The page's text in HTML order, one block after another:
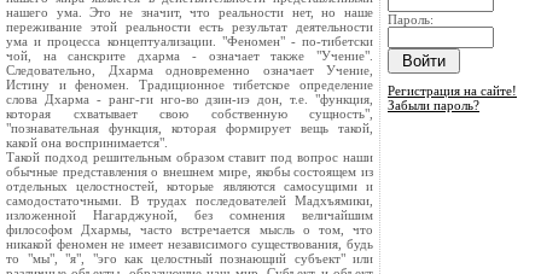
нашего ума. Это не значит, что реальности нет, но наше
переживание этой реальности есть результат деятельности
ума и процесса концептуализации. "Феномен" - по-тибетски
чой, на санскрите дхарма - означает также "Учение".
Следовательно, Дхарма одновременно означает Учение,
Истину и феномен. Традиционное тибетское определение
слова Дхарма - ранг-ги нго-во дзин-иэ дон, т.е. "функция,
которая схватывает свою собственную сущность",
"познавательная функция, которая формирует вещь такой,
какой она воспринимается".
Такой подход решительным образом ставит под вопрос наши
обычные представления о внешнем мире, якобы состоящем из
отдельных целостностей, которые являются самосущими и
самодостаточными. В трудах последователей Мадхъямики,
изложенной Нагарджуной, без сомнения величайшим
философом Дхармы, часто встречается мысль о том, что
никакой феномен не имеет независимого существования, будь
то "мы", "я", "эго как целостный познающий субъект" или
Пароль:
Регистрация на сайте!
Забыли пароль?